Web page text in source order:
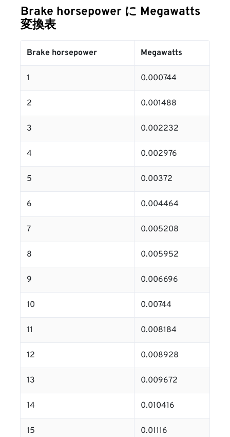
Brake horsepower に Megawatts
変換表
Brake horsepower Megawatts
1 0.000744
2 0.001488
3 0.002232
4 0.002976
5 0.00372
6 0.004464
7 0.005208
8 0.005952
9 0.006696
10 0.00744
11 0.008184
12 0.008928
13 0.009672
14 0.010416
15 0.01116